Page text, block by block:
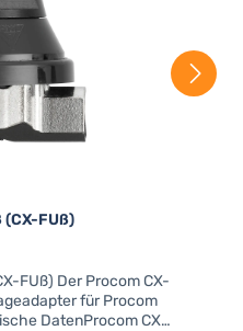
FUß)
CX-
für Procom
DatenProcom CX-